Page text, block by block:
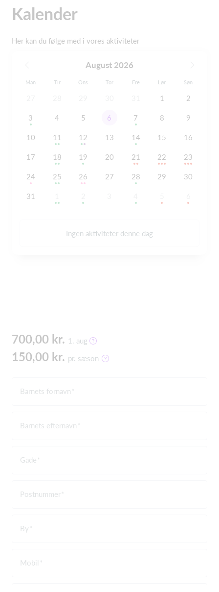
Kalender
Her kan du følge med i vores aktiviteter
August 2026
Man Tir Ons Tor Fre Lør Søn
1 2
3 4 5 6 7 8 9
10 11 12 13 14 15 16
17 18 19 20 21 22 23
24 25 26 27 28 29 30
31
Ingen aktiviteter denne dag
700,00 kr. 1. aug
150,00 kr. pr. sæson
Barnets fornavn
Barnets efternavn
Gade
Postnummer
By
Mobil